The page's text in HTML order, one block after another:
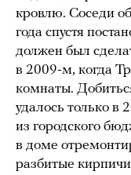
кровлю. Соседи
года спустя
должен был
в 2009-м, когда
комнаты.
удалось только в
из городского
в доме
разбитые